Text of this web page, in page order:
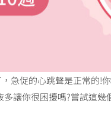
急促的心跳聲是正常的!
讓你很困擾嗎?嘗試這幾